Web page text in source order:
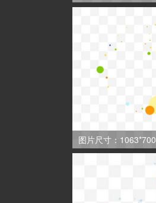
图片尺寸：1063*700